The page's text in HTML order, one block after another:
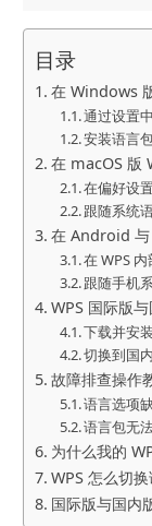
目录
在 Windows
通过设置
安装语言
在 macOS 版
在偏好设
跟随系统
在 Android 与
在 WPS
跟随手机
WPS 国际版
下载并安
切换到国
故障排查操作
语言选项
语言包无
为什么我的
WPS 怎么切
国际版与国内